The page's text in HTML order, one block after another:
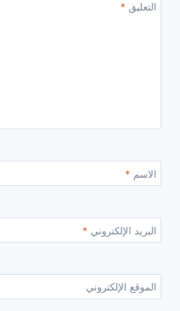
التعليق *
الاسم *
البريد الإلكتروني *
الموقع الإلكتروني